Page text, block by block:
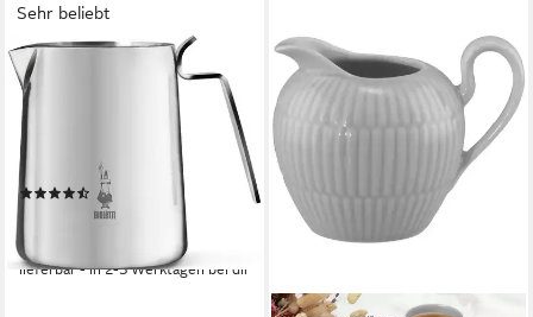
Sehr beliebt
BIALETTI
Milchkanne Bricco, 0,3 l,
Edelstahl 18/10, zum
Erwärmen, Kochen und
Aufschäumen
(53)
ab 13,48 € UVP 15,90 €
-15%
lieferbar - in 2-3 Werktagen bei dir